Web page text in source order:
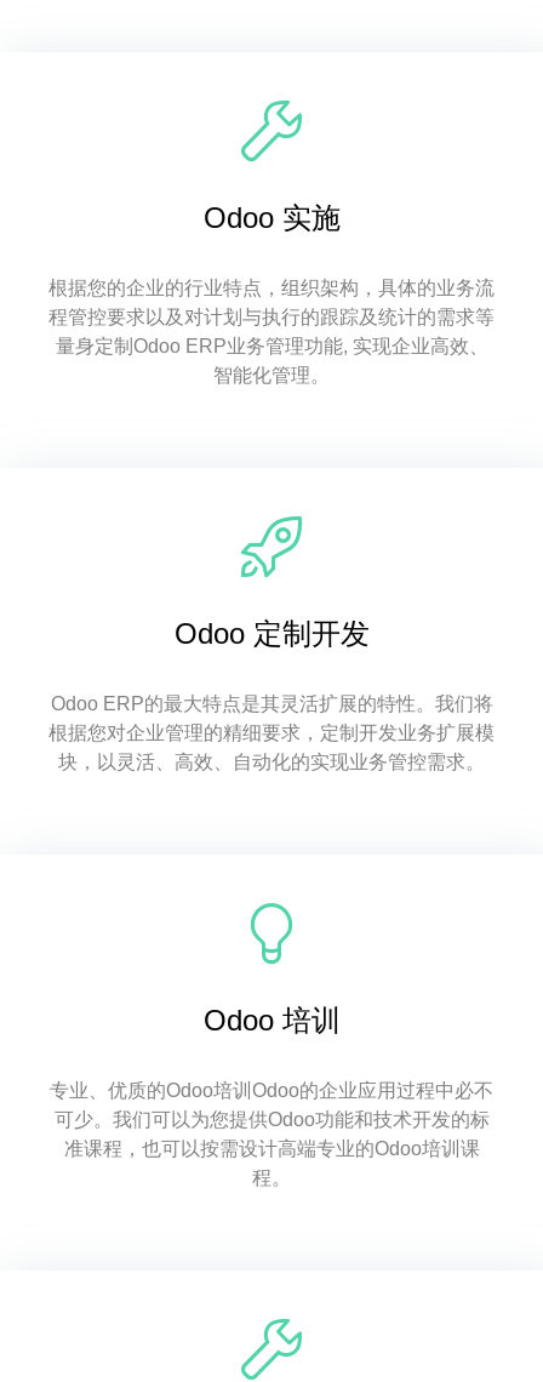
Odoo 实施
根据您的企业的行业特点，组织架构，具体的业务流
程管控要求以及对计划与执行的跟踪及统计的需求等
量身定制Odoo ERP业务管理功能, 实现企业高效、
智能化管理。
Odoo 定制开发
Odoo ERP的最大特点是其灵活扩展的特性。我们将
根据您对企业管理的精细要求，定制开发业务扩展模
块，以灵活、高效、自动化的实现业务管控需求。
Odoo 培训
专业、优质的Odoo培训Odoo的企业应用过程中必不
可少。我们可以为您提供Odoo功能和技术开发的标
准课程，也可以按需设计高端专业的Odoo培训课
程。